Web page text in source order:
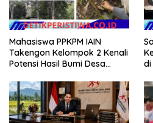
Mahasiswa PPKPM IAIN
Takengon Kelompok 2 Kenali
Potensi Hasil Bumi Desa
di